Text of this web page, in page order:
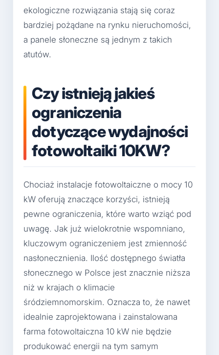
ekologiczne rozwiązania stają się coraz
bardziej pożądane na rynku nieruchomości,
a panele słoneczne są jednym z takich
atutów.
Czy istnieją jakieś
ograniczenia
dotyczące wydajności
fotowoltaiki 10KW?
Chociaż instalacje fotowoltaiczne o mocy 10
kW oferują znaczące korzyści, istnieją
pewne ograniczenia, które warto wziąć pod
uwagę. Jak już wielokrotnie wspomniano,
kluczowym ograniczeniem jest zmienność
nasłonecznienia. Ilość dostępnego światła
słonecznego w Polsce jest znacznie niższa
niż w krajach o klimacie
śródziemnomorskim. Oznacza to, że nawet
idealnie zaprojektowana i zainstalowana
farma fotowoltaiczna 10 kW nie będzie
produkować energii na tym samym